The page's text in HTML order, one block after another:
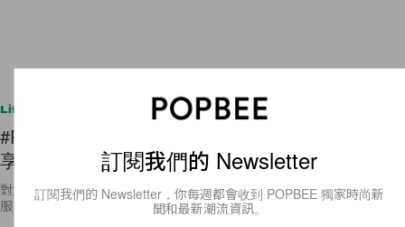
Lifestyle
#POPBEE App 登場：時尚模特兒 Tequila Shih 分
享她最常用的手機 App
對於模特兒這個職業，想必不少女孩都對其心生嚮往。她們身穿漂亮衣
服，手拿精緻手袋，永遠走在時尚最前端。模特兒們不僅僅在 T
訂閱我們的 Newsletter
訂閱我們的 Newsletter，你每週都會收到 POPBEE 獨家時尚新
聞和最新潮流資訊。